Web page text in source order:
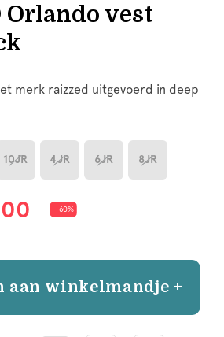
Orlando vest
merk raizzed uitgevoerd in deep
10JR 4JR 6JR 8JR
- 60%
aan winkelmandje +